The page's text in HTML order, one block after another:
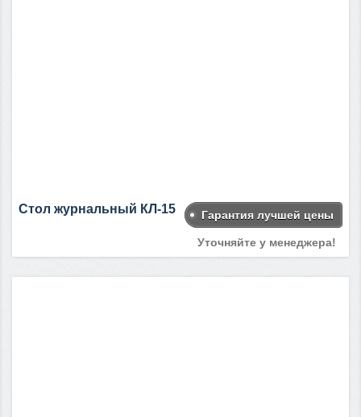
Стол журнальный КЛ-15 Гарантия лучшей цены
Уточняйте у менеджера!